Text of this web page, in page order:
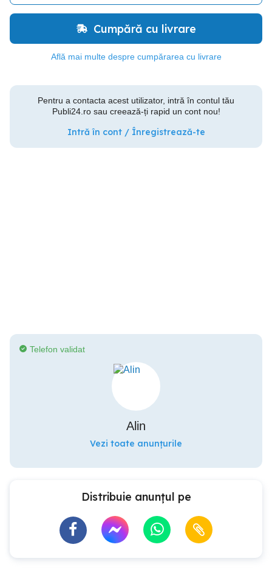
Cumpără cu livrare
Află mai multe despre cumpărarea cu livrare
Pentru a contacta acest utilizator, intră în contul tău
Publi24.ro sau creează-ți rapid un cont nou!
Intră în cont / Înregistrează-te
Telefon validat
Alin
Vezi toate anunțurile
Distribuie anunțul pe